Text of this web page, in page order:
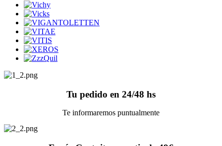
Tu pedido en 24/48 hs
Te informaremos puntualmente